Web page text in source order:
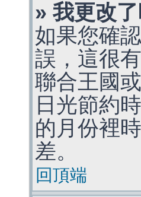
» 我更改
如果您確
誤，這很
聯合王國
日光節約
的月份裡
差。
回頂端